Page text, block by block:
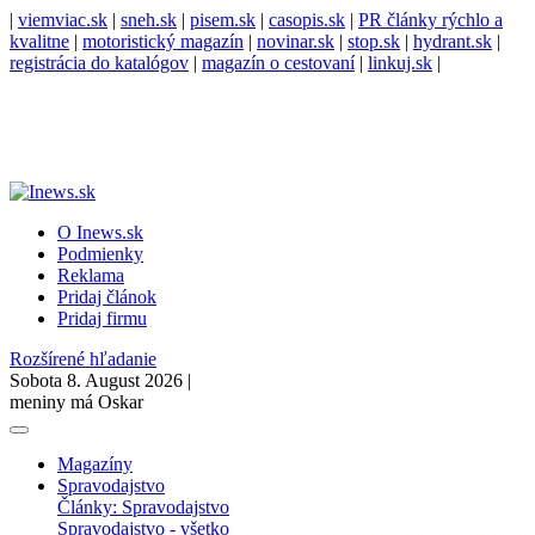
| viemviac.sk | sneh.sk | pisem.sk | casopis.sk | PR články rýchlo a
kvalitne | motoristický magazín | novinar.sk | stop.sk | hydrant.sk |
registrácia do katalógov | magazín o cestovaní| linkuj.sk |
O Inews.sk
Podmienky
Reklama
Pridaj článok
Pridaj firmu
Rozšírené hľadanie
Sobota 8. August 2026 |
meniny má Oskar
Magazíny
Spravodajstvo
Články: Spravodajstvo
Spravodajstvo - všetko